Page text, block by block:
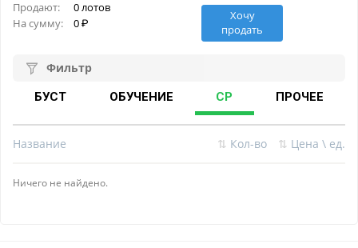
Продают:
0 лотов
На сумму:
0
Хочу
продать
Фильтр
БУСТ ОБУЧЕНИЕ CP ПРОЧЕЕ
Название ⇅ Кол-во ⇅ Цена \ ед.
Ничего не найдено.